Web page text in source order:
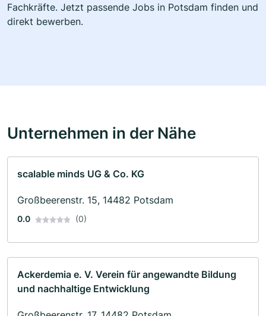
Fachkräfte. Jetzt passende Jobs in Potsdam finden und
direkt bewerben.
Unternehmen in der Nähe
scalable minds UG & Co. KG
Großbeerenstr. 15, 14482 Potsdam
0.0 (0)
Ackerdemia e. V. Verein für angewandte Bildung
und nachhaltige Entwicklung